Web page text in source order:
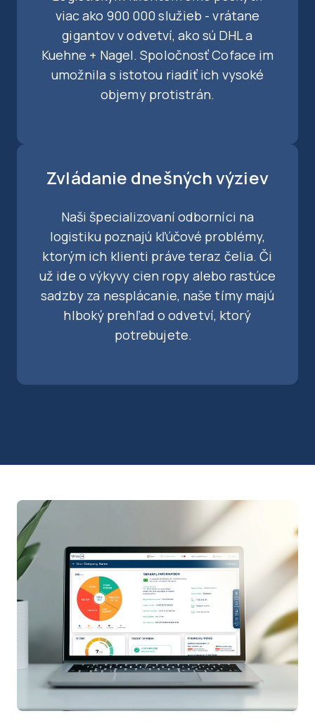
viac ako 900 000 služieb - vrátane
gigantov v odvetví, ako sú DHL a
Kuehne + Nagel. Spoločnosť Coface im
umožnila s istotou riadiť ich vysoké
objemy protistrán.
Zvládanie dnešných výziev
Naši špecializovaní odborníci na
logistiku poznajú kľúčové problémy,
ktorým ich klienti práve teraz čelia. Či
už ide o výkyvy cien ropy alebo rastúce
sadzby za nesplácanie, naše tímy majú
hlboký prehľad o odvetví, ktorý
potrebujete.